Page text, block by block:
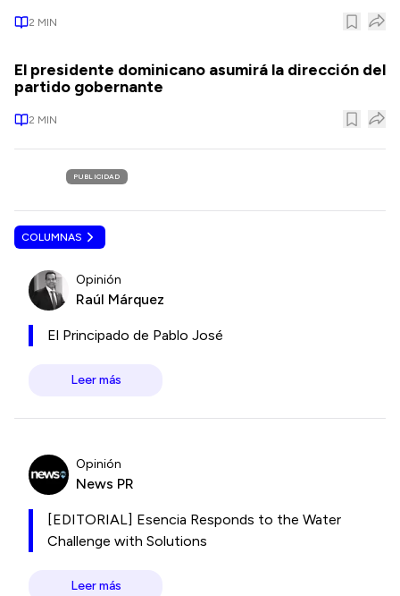
2 MIN
El presidente dominicano asumirá la dirección del
partido gobernante
2 MIN
PUBLICIDAD
COLUMNAS
Opinión
Raúl Márquez
El Principado de Pablo José
Leer más
Opinión
News PR
[EDITORIAL] Esencia Responds to the Water
Challenge with Solutions
Leer más